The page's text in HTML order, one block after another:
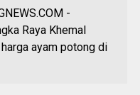
-
Raya Khemal
ayam potong di